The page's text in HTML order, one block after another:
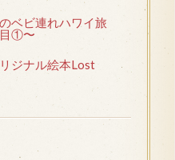
ベビ連れハワイ旅
①〜
ジナル絵本Lost